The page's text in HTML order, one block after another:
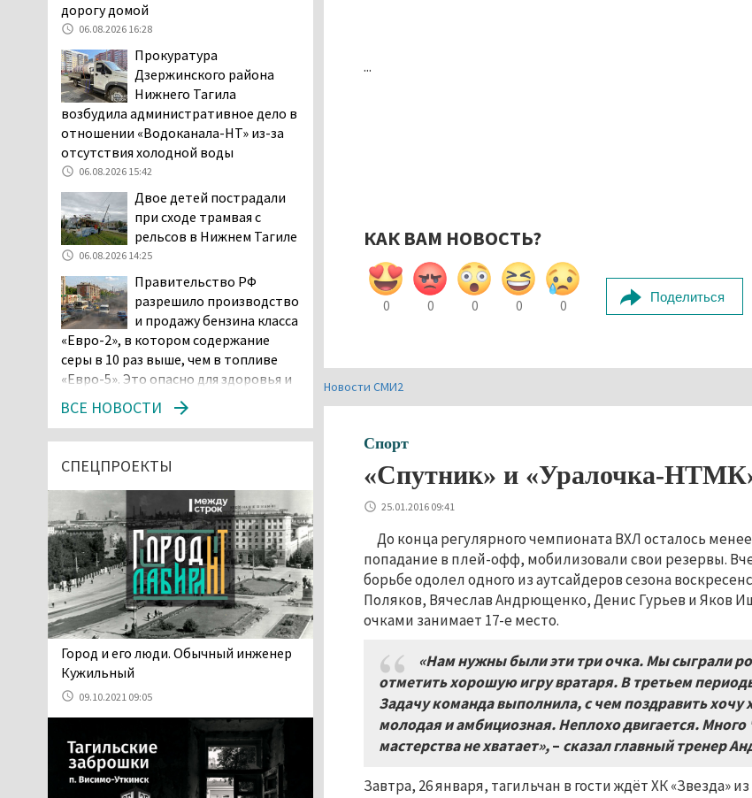
...
КАК ВАМ НОВОСТЬ?
0 0 0 0 0
Поделиться
Новости СМИ2
Спорт
«Спутник» и «Уралочка-
25.01.2016 09:41
До конца регулярного чемпионата ВХЛ осталось
попадание в плей-офф, мобилизовали свои резервы.
борьбе одолел одного из аутсайдеров сезона
Поляков, Вячеслав Андрющенко, Денис Гурьев и Яков
очками занимает 17-е место.
«Нам нужны были эти три очка. Мы сыграли
отметить хорошую игру вратаря. В третьем
Задачу команда выполнила, с чем поздравить
молодая и амбициозная. Неплохо двигается.
мастерства не хватает»,– сказал главный тренер
Завтра, 26 января, тагильчан в гости ждёт ХК «Звезда» из
дорогу домой
06.08.2026 16:28
Прокуратура
Дзержинского района
Нижнего Тагила
возбудила административное дело в
отношении «Водоканала-НТ» из-за
отсутствия холодной воды
06.08.2026 15:42
Двое детей пострадали
при сходе трамвая с
рельсов в Нижнем Тагиле
06.08.2026 14:25
Правительство РФ
разрешило производство
и продажу бензина класса
«Евро-2», в котором содержание
серы в 10 раз выше, чем в топливе
«Евро-5». Это опасно для здоровья и
повышает износ автомобиля
06.08.2026 13:53
В Детской городской
больнице № 3 Нижнего
обвинения родителей, которые
заявили, что их дочь в палате
покусала бельевая вошь
06.08.2026 13:02
В Нижнем Тагиле на три
дня запретят
электросамокаты
вошь». Родители 10-
пожаловались на кровососущих
паразитов, которые искусали их
ребёнка в детской больнице
Нижнего Тагила
ВСЕ НОВОСТИ
СПЕЦПРОЕКТЫ
​​​​​​​Город и его люди. Обычный инженер
Кужильный
09.10.2021 09:05